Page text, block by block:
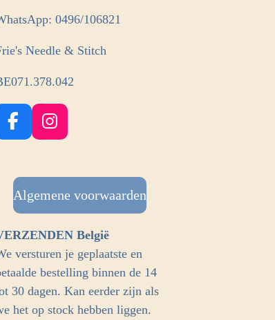
0496/106821
Needle & Stitch
F
e
b
o
o
I
t
a
g
r
m
Algemene voorwaarden
België
versturen je geplaatste en
bestelling binnen de 14
30 dagen. Kan eerder zijn als
het op stock hebben liggen.